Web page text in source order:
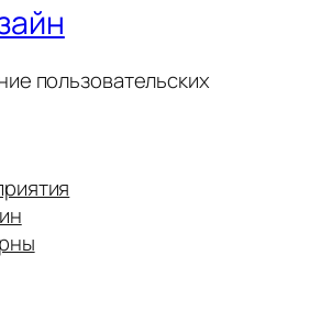
пользовательских